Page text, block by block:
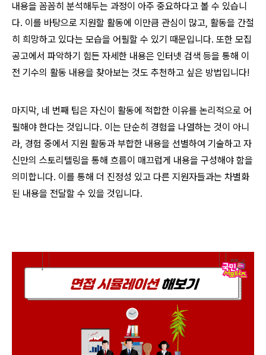
내용을 꼼꼼히 분석해두는 과정이 아주 중요하다고 볼 수 있습니
다. 이를 바탕으로 지원할 활동에 이만큼 관심이 많고, 활동을 간절
히 희망하고 있다는 모습을 어필할 수 있기 때문입니다. 또한 모집
공고에서 파악하기 힘든 자세한 내용은 인터넷 검색 등을 통해 이
전 기수의 활동 내용을 찾아보는 것도 추천하고 싶은 방법입니다!
마지막, 네 번째 팁은 자신이 활동에 적합한 이유를 논리적으로 어
필해야 한다는 것입니다. 이는 단순히 경험을 나열하는 것이 아니
라, 경험 중에서 지원 활동과 부합한 내용을 선별하여 기술하고 자
신만의 스토리텔링을 통해 흐름이 매끄럽게 내용을 구성해야 함을
의미합니다. 이를 통해 더 진정성 있고 다른 지원자들과는 차별화
된 내용을 전달할 수 있을 것입니다.